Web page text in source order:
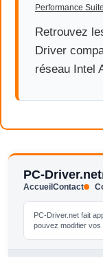
Performance Suite
Retrouvez
Driver
réseau Intel
PC-Driver.net
Accueil Contact
PC-Driver.net fait
pouvez modifier vos